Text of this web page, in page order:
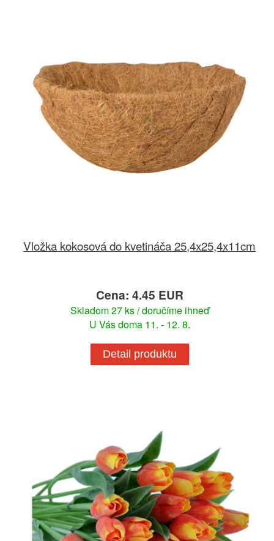
Vložka kokosová do kvetináča 25,4x25,4x11cm
Cena: 4.45 EUR
Skladom 27 ks / doručíme ihneď
U Vás doma 11. - 12. 8.
Detail produktu